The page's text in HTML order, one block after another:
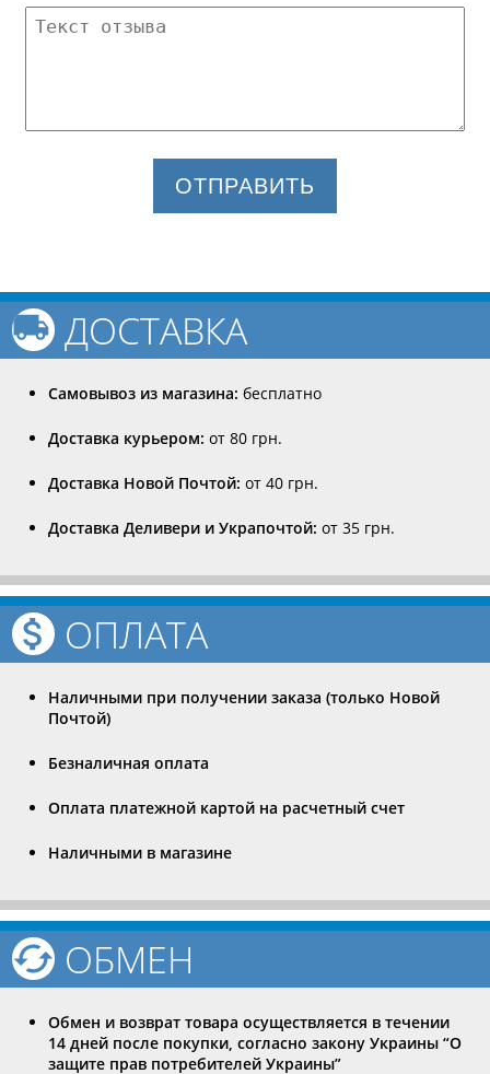
ОТПРАВИТЬ
ДОСТАВКА
Самовывоз из магазина: бесплатно
Доставка курьером: от 80 грн.
Доставка Новой Почтой: от 40 грн.
Доставка Деливери и Украпочтой: от 35 грн.
ОПЛАТА
Наличными при получении заказа (только Новой
Почтой)
Безналичная оплата
Оплата платежной картой на расчетный счет
Наличными в магазине
ОБМЕН
Обмен и возврат товара осуществляется в течении
14 дней после покупки, согласно закону Украины “О
защите прав потребителей Украины”